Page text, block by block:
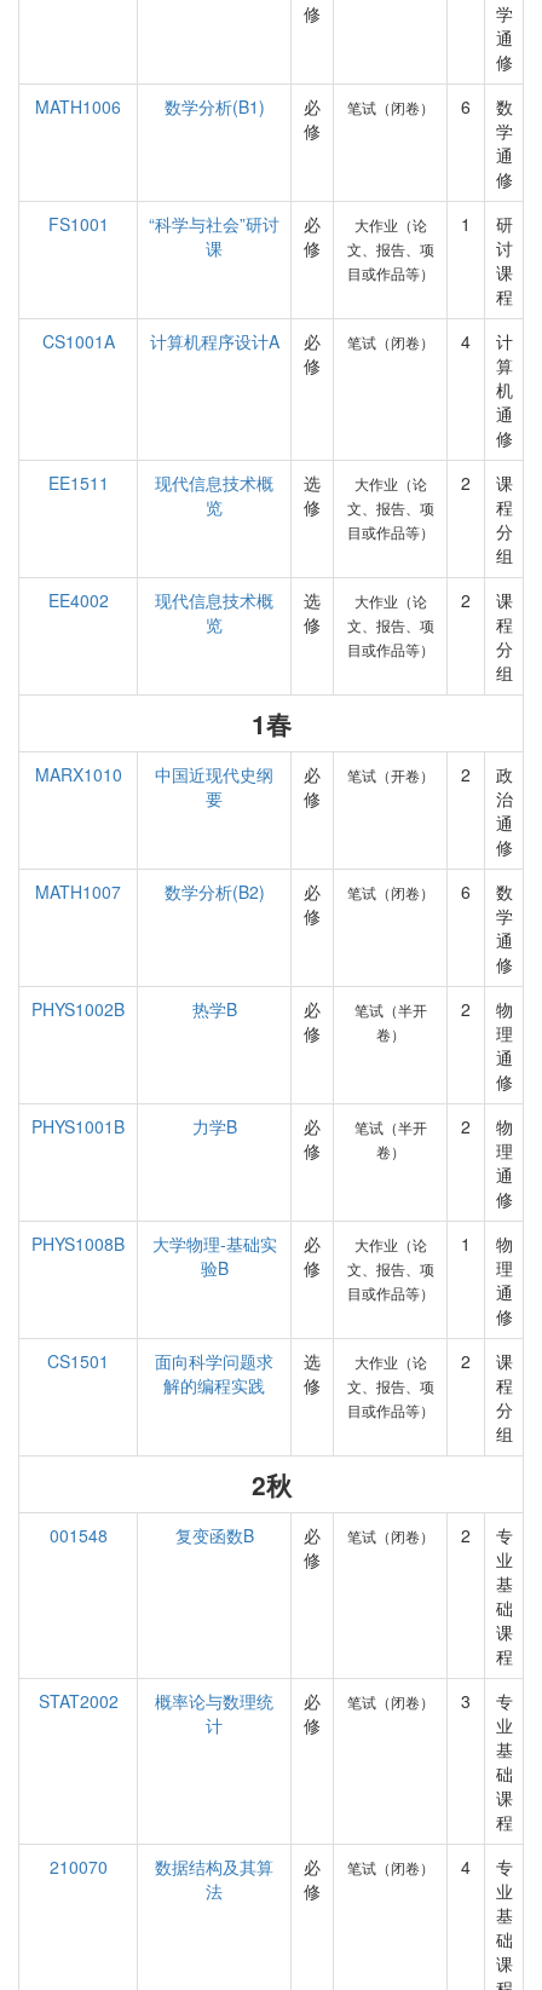
修
学
通
修
MATH1006
数学分析(B1)
必
修
笔试（闭卷） 6
数
学
通
修
FS1001
“科学与社会”研讨
课
必
修
大作业（论
文、报告、项
目或作品等）
1
研
讨
课
程
CS1001A
计算机程序设计A
必
修
笔试（闭卷） 4
计
算
机
通
修
EE1511
现代信息技术概
览
选
修
大作业（论
文、报告、项
目或作品等）
2
课
程
分
组
EE4002
现代信息技术概
览
选
修
大作业（论
文、报告、项
目或作品等）
2
课
程
分
组
1春
MARX1010
中国近现代史纲
要
必
修
笔试（开卷） 2
政
治
通
修
MATH1007
数学分析(B2)
必
修
笔试（闭卷） 6
数
学
通
修
PHYS1002B
热学B
必
修
笔试（半开
卷）
2
物
理
通
修
PHYS1001B
力学B
必
修
笔试（半开
卷）
2
物
理
通
修
PHYS1008B
大学物理-基础实
验B
必
修
大作业（论
文、报告、项
目或作品等）
1
物
理
通
修
CS1501
面向科学问题求
解的编程实践
选
修
大作业（论
文、报告、项
目或作品等）
2
课
程
分
组
2秋
001548 复变函数B
必
修
笔试（闭卷） 2
专
业
基
础
课
程
STAT2002
概率论与数理统
计
必
修
笔试（闭卷） 3
专
业
基
础
课
程
210070
数据结构及其算
法
必
修
笔试（闭卷） 4
专
业
基
础
课